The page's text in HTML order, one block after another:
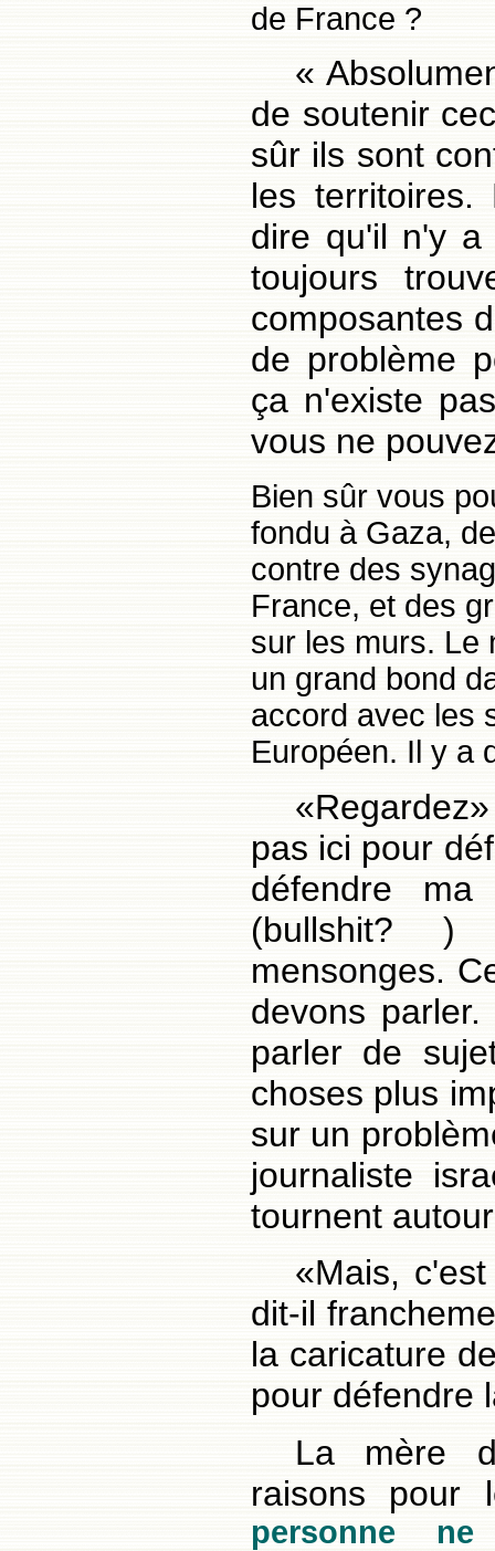
de France ?
«
de soutenir
sûr ils sont
les
dire qu'il n'y a
toujours
composantes
de problème
ça n'existe
vous ne
Bien sûr vous
fondu à Gaza,
contre des
France, et des
sur les murs. Le
un grand bond
accord avec les
Européen. Il y a
pas ici pour
défendre
(bullshit? )
mensonges.
devons
parler de
choses plus
sur un
journaliste
tournent
«Mais,
dit-il
la caricature
pour défendre
La mère
raisons pour
personne